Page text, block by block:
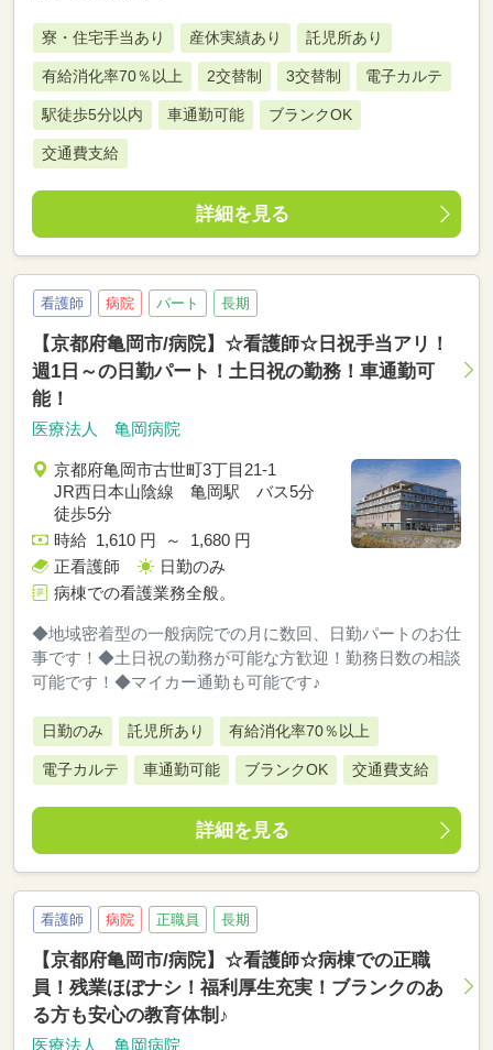
寮・住宅手当あり 産休実績あり 託児所あり
有給消化率70％以上 2交替制 3交替制 電子カルテ
駅徒歩5分以内 車通勤可能 ブランクOK
交通費支給
詳細を見る
看護師 病院 パート 長期
【京都府亀岡市/病院】☆看護師☆日祝手当アリ！
週1日～の日勤パート！土日祝の勤務！車通勤可
能！
医療法人 亀岡病院
京都府亀岡市古世町3丁目21-1
JR西日本山陰線 亀岡駅 バス5分
徒歩5分
時給 1,610 円 ～ 1,680 円
正看護師
日勤のみ
病棟での看護業務全般。
◆地域密着型の一般病院での月に数回、日勤パートのお仕
事です！◆土日祝の勤務が可能な方歓迎！勤務日数の相談
可能です！◆マイカー通勤も可能です♪
日勤のみ 託児所あり 有給消化率70％以上
電子カルテ 車通勤可能 ブランクOK 交通費支給
詳細を見る
看護師 病院 正職員 長期
【京都府亀岡市/病院】☆看護師☆病棟での正職
員！残業ほぼナシ！福利厚生充実！ブランクのあ
る方も安心の教育体制♪
医療法人 亀岡病院